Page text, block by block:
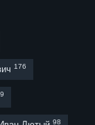
176
98